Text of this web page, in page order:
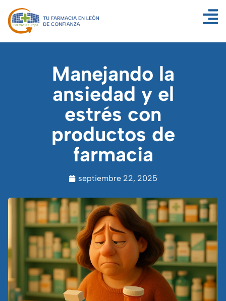
Manejando la
ansiedad y el
estrés con
productos de
farmacia
septiembre 22, 2025